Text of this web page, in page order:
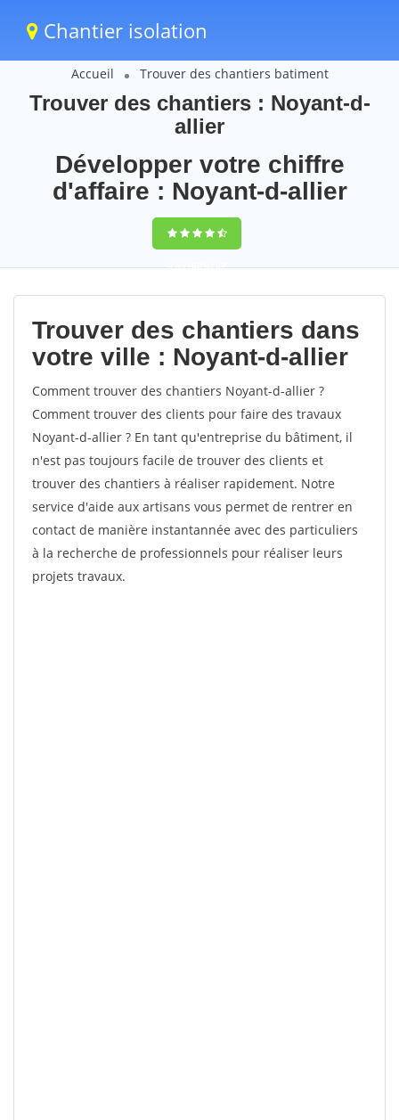
Chantier isolation
Accueil Trouver des chantiers batiment
Trouver des chantiers : Noyant-d-
allier
Développer votre chiffre
d'affaire : Noyant-d-allier
9,5(100%)67
votes
Trouver des chantiers dans
votre ville : Noyant-d-allier
Comment trouver des chantiers Noyant-d-allier ?
Comment trouver des clients pour faire des travaux
Noyant-d-allier ? En tant qu'entreprise du bâtiment, il
n'est pas toujours facile de trouver des clients et
trouver des chantiers à réaliser rapidement. Notre
service d'aide aux artisans vous permet de rentrer en
contact de manière instantannée avec des particuliers
à la recherche de professionnels pour réaliser leurs
projets travaux.